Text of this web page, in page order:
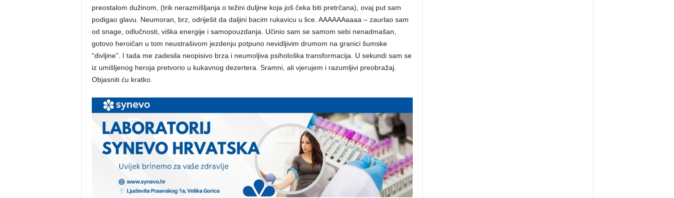
preostalom dužinom, (trik nerazmišljanja o težini duljine koja još čeka biti pretrčana), ovaj put sam
podigao glavu. Neumoran, brz, odriješit da daljini bacim rukavicu u lice. AAAAAAaaaa – zaurlao sam
od snage, odlučnosti, viška energije i samopouzdanja. Učinio sam se samom sebi nenadmašan,
gotovo heroičan u tom neustrašivom jezdenju potpuno nevidljivim drumom na granici šumske
“divljine”. I tada me zadesila neopisivo brza i neumoljiva psihološka transformacija. U sekundi sam se
iz umišljenog heroja pretvorio u kukavnog dezertera. Sramni, ali vjerujem i razumljivi preobražaj.
Objasniti ću kratko.